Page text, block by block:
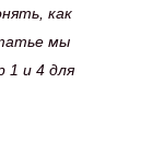
как
мы
1 и 4 для